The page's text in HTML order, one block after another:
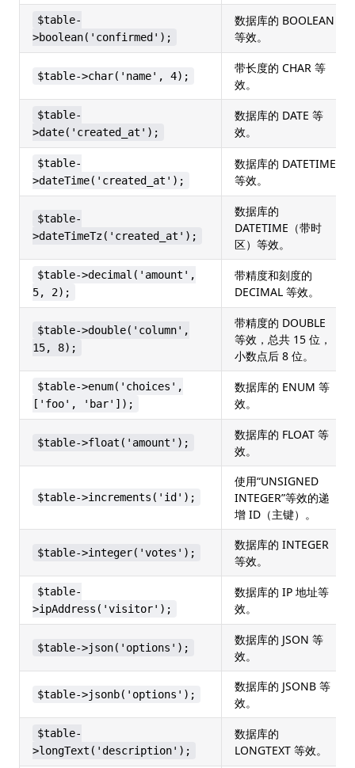
$table-
>boolean('confirmed');
数据库的 BOOLEAN
等效。
$table->char('name', 4);
带长度的 CHAR 等
效。
$table-
>date('created_at');
数据库的 DATE 等
效。
$table-
>dateTime('created_at');
数据库的 DATETIME
等效。
$table-
>dateTimeTz('created_at');
数据库的
DATETIME（带时
区）等效。
$table->decimal('amount',
5, 2);
带精度和刻度的
DECIMAL 等效。
$table->double('column',
15, 8);
带精度的 DOUBLE
等效，总共 15 位，
小数点后 8 位。
$table->enum('choices',
['foo', 'bar']);
数据库的 ENUM 等
效。
$table->float('amount');
数据库的 FLOAT 等
效。
$table->increments('id');
使用“UNSIGNED
INTEGER”等效的递
增 ID（主键）。
$table->integer('votes');
数据库的 INTEGER
等效。
$table-
>ipAddress('visitor');
数据库的 IP 地址等
效。
$table->json('options');
数据库的 JSON 等
效。
$table->jsonb('options');
数据库的 JSONB 等
效。
$table-
>longText('description');
数据库的
LONGTEXT 等效。